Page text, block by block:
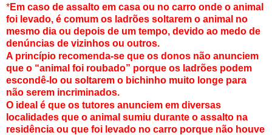
*Em caso de assalto em casa ou no carro onde o animal
foi levado, é comum os ladrões soltarem o animal no
mesmo dia ou depois de um tempo, devido ao medo de
denúncias de vizinhos ou outros.
A princípio recomenda-se que os donos não anunciem
que o “animal foi roubado” porque os ladrões podem
escondê-lo ou soltarem o bichinho muito longe para
não serem incriminados.
O ideal é que os tutores anunciem em diversas
localidades que o animal sumiu durante o assalto na
residência ou que foi levado no carro porque não houve